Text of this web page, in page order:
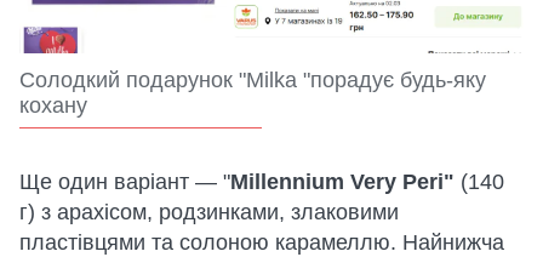
Солодкий подарунок "Milka "порадує будь-яку
кохану
Ще один варіант — "Millennium Very Peri" (140
г) з арахісом, родзинками, злаковими
пластівцями та солоною карамеллю. Найнижча